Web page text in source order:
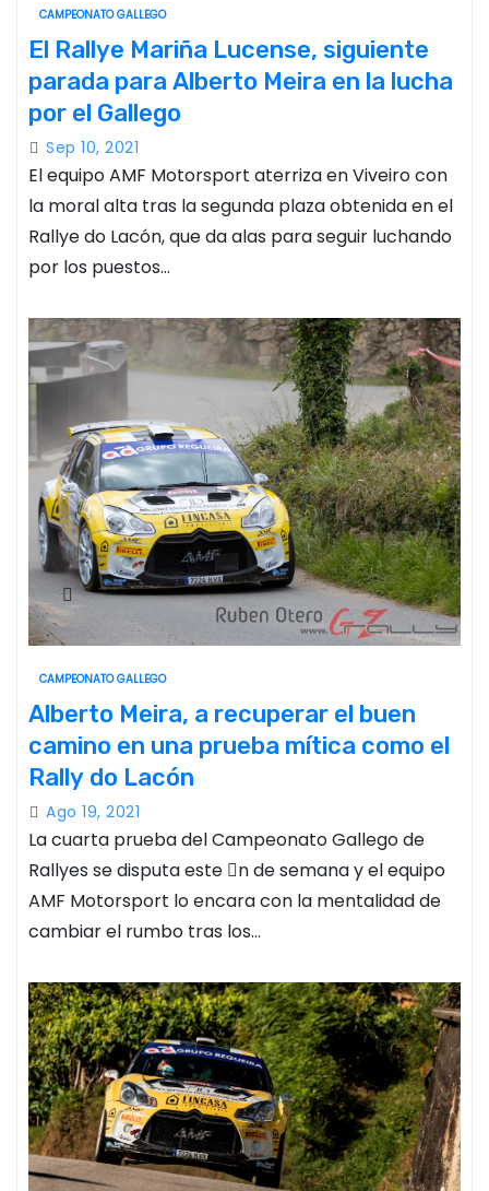
CAMPEONATO GALLEGO
El Rallye Mariña Lucense, siguiente
parada para Alberto Meira en la lucha
por el Gallego
Sep 10, 2021
El equipo AMF Motorsport aterriza en Viveiro con
la moral alta tras la segunda plaza obtenida en el
Rallye do Lacón, que da alas para seguir luchando
por los puestos…
CAMPEONATO GALLEGO
Alberto Meira, a recuperar el buen
camino en una prueba mítica como el
Rally do Lacón
Ago 19, 2021
La cuarta prueba del Campeonato Gallego de
Rallyes se disputa este n de semana y el equipo
AMF Motorsport lo encara con la mentalidad de
cambiar el rumbo tras los…